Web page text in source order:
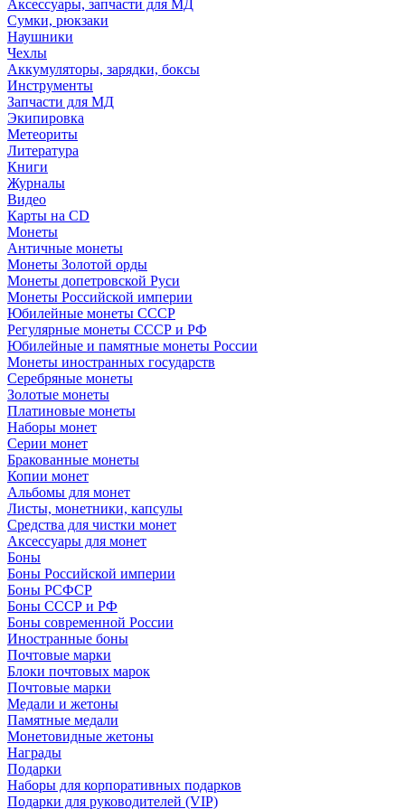
Аксессуары, запчасти для МД
Сумки, рюкзаки
Наушники
Чехлы
Аккумуляторы, зарядки, боксы
Инструменты
Запчасти для МД
Экипировка
Метеориты
Литература
Книги
Журналы
Видео
Карты на CD
Монеты
Античные монеты
Монеты Золотой орды
Монеты допетровской Руси
Монеты Российской империи
Юбилейные монеты СССР
Регулярные монеты СССР и РФ
Юбилейные и памятные монеты России
Монеты иностранных государств
Серебряные монеты
Золотые монеты
Платиновые монеты
Наборы монет
Серии монет
Бракованные монеты
Копии монет
Альбомы для монет
Листы, монетники, капсулы
Средства для чистки монет
Аксессуары для монет
Боны
Боны Российской империи
Боны РСФСР
Боны СССР и РФ
Боны современной России
Иностранные боны
Почтовые марки
Блоки почтовых марок
Почтовые марки
Медали и жетоны
Памятные медали
Монетовидные жетоны
Награды
Подарки
Наборы для корпоративных подарков
Подарки для руководителей (VIP)